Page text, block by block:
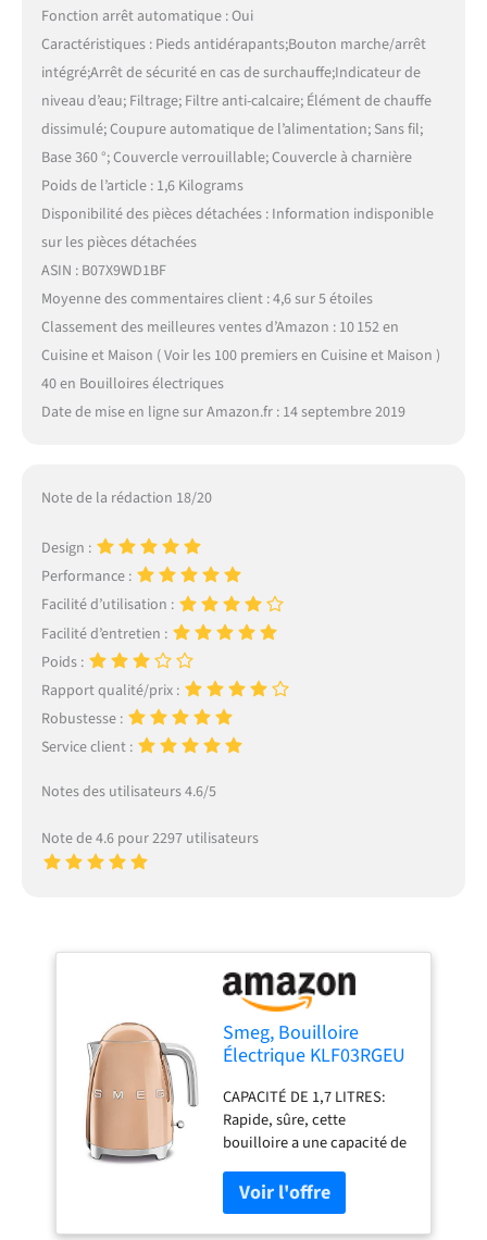
Fonction arrêt automatique : Oui
Caractéristiques : Pieds antidérapants;Bouton marche/arrêt
intégré;Arrêt de sécurité en cas de surchauffe;Indicateur de
niveau d’eau; Filtrage; Filtre anti-calcaire; Élément de chauffe
dissimulé; Coupure automatique de l’alimentation; Sans fil;
Base 360 °; Couvercle verrouillable; Couvercle à charnière
Poids de l’article : 1,6 Kilograms
Disponibilité des pièces détachées : Information indisponible
sur les pièces détachées
ASIN : B07X9WD1BF
Moyenne des commentaires client : 4,6 sur 5 étoiles
Classement des meilleures ventes d’Amazon : 10 152 en
Cuisine et Maison ( Voir les 100 premiers en Cuisine et Maison )
40 en Bouilloires électriques
Date de mise en ligne sur Amazon.fr : 14 septembre 2019
Note de la rédaction 18/20
Design :
Performance :
Facilité d’utilisation :
Facilité d’entretien :
Poids :
Rapport qualité/prix :
Robustesse :
Service client :
Notes des utilisateurs 4.6/5
Note de 4.6 pour 2297 utilisateurs
Smeg, Bouilloire
Électrique KLF03RGEU
Anticalcaire Lavable,
Arrêt Automatique de
Sécurité, Indicateur de
Niveau d'Eau, Base
Antidérapante, Range
Cordon, Puissance
CAPACITÉ DE 1,7 LITRES:
Rapide, sûre, cette
bouilloire a une capacité de
1,7 L (7 tasses), avec un
corps en acier inoxydable et
une base pratique avec
pieds antidérapants FILTRE